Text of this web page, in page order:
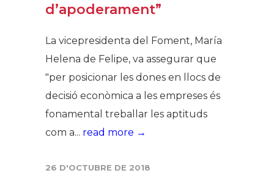
d’apoderament”
La vicepresidenta del Foment, María
Helena de Felipe, va assegurar que
"per posicionar les dones en llocs de
decisió econòmica a les empreses és
fonamental treballar les aptituds
com a... read more →
26 D'OCTUBRE DE 2018